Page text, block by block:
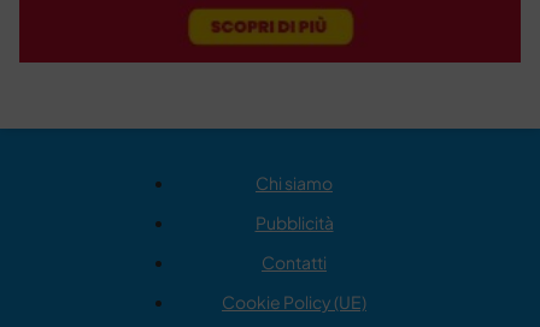
Chi siamo
Pubblicità
Contatti
Cookie Policy (UE)